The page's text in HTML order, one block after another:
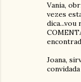
Vania,
vezes
Joana,